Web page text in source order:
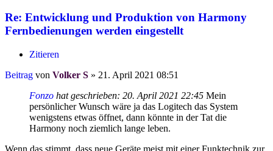
Re: Entwicklung und Produktion von Harmony
Fernbedienungen werden eingestellt
Zitieren
Beitrag von Volker S » 21. April 2021 08:51
Fonzo hat geschrieben: 20. April 2021 22:45 Mein
persönlicher Wunsch wäre ja das Logitech das System
wenigstens etwas öffnet, dann könnte in der Tat die
Harmony noch ziemlich lange leben.
Wenn das stimmt, dass neue Geräte meist mit einer Funktechnik zur